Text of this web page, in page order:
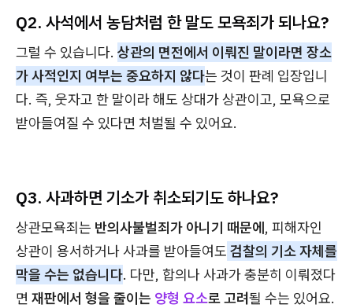
Q2. 사석에서 농담처럼 한 말도 모욕죄가 되나요?
그럴 수 있습니다. 상관의 면전에서 이뤄진 말이라면 장소
가 사적인지 여부는 중요하지 않다는 것이 판례 입장입니
다. 즉, 웃자고 한 말이라 해도 상대가 상관이고, 모욕으로
받아들여질 수 있다면 처벌될 수 있어요.
Q3. 사과하면 기소가 취소되기도 하나요?
상관모욕죄는 반의사불벌죄가 아니기 때문에, 피해자인
상관이 용서하거나 사과를 받아들여도 검찰의 기소 자체를
막을 수는 없습니다. 다만, 합의나 사과가 충분히 이뤄졌다
면 재판에서 형을 줄이는 양형 요소로 고려될 수는 있어요.